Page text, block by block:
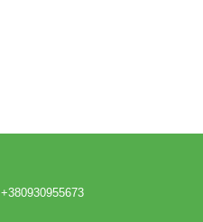
+380930955673